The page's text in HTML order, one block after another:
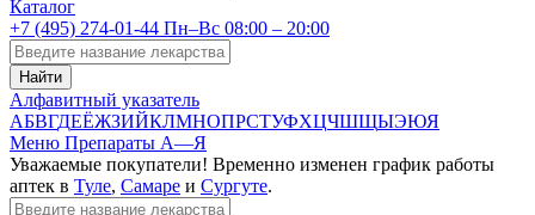
Каталог
+7 (495) 274-01-44 Пн–Вс 08:00 – 20:00
Найти
Алфавитный указатель
АБВГДЕЁЖЗИЙКЛМНОПРСТУФХЦЧШЩЫЭЮЯ
Меню Препараты А—Я
Уважаемые покупатели! Временно изменен график работы
аптек в Туле, Самаре и Сургуте.